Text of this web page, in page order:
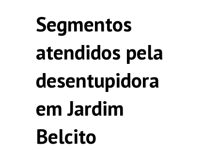
Segmentos
atendidos pela
desentupidora
em Jardim
Belcito